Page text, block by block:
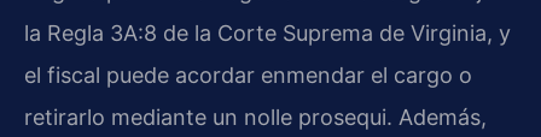
la Regla 3A:8 de la Corte Suprema de Virginia, y
el fiscal puede acordar enmendar el cargo o
retirarlo mediante un nolle prosequi. Además,